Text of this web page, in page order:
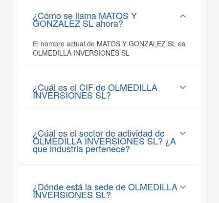
¿Cómo se llama MATOS Y
GONZALEZ SL ahora?
El nombre actual de MATOS Y GONZALEZ SL es
OLMEDILLA INVERSIONES SL
¿Cuál es el CIF de OLMEDILLA
INVERSIONES SL?
¿Cúal es el sector de actividad de
OLMEDILLA INVERSIONES SL? ¿A
que industria pertenece?
¿Dónde está la sede de OLMEDILLA
INVERSIONES SL?